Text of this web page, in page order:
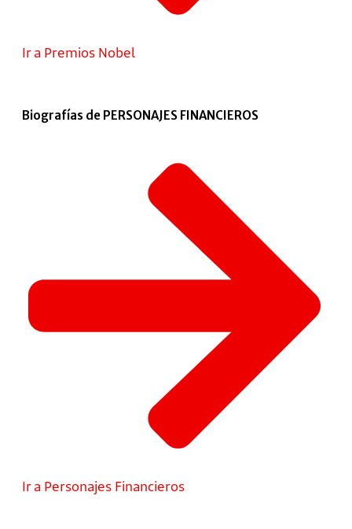
Ir a Premios Nobel
Biografías de PERSONAJES FINANCIEROS
Ir a Personajes Financieros